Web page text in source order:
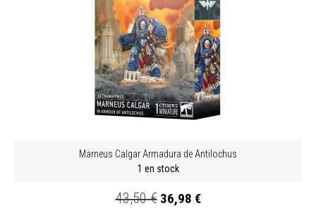
Marneus Calgar Armadura de Antilochus
1 en stock
43,50 € 36,98 €